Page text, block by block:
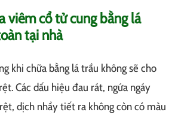
viêm cổ tử cung bằng lá
tại nhà
khi chữa bằng lá trầu không sẽ cho
Các dấu hiệu đau rát, ngứa ngáy
dịch nhầy tiết ra không còn có màu